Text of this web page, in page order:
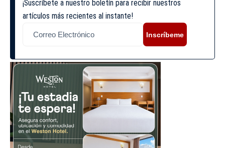
¡Suscríbete a nuestro boletín para recibir nuestros
artículos más recientes al instante!
Inscríbeme